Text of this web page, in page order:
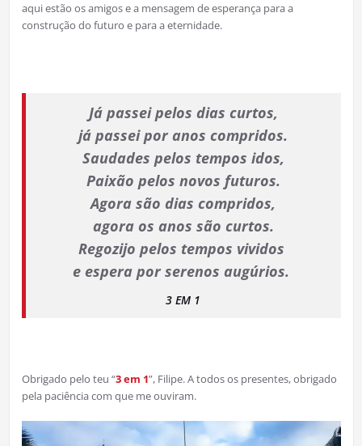
aqui estão os amigos e a mensagem de esperança para a
construção do futuro e para a eternidade.
Já passei pelos dias curtos,
já passei por anos compridos.
Saudades pelos tempos idos,
Paixão pelos novos futuros.
Agora são dias compridos,
agora os anos são curtos.
Regozijo pelos tempos vividos
e espera por serenos augúrios.
3 EM 1
Obrigado pelo teu “3 em 1”, Filipe. A todos os presentes, obrigado
pela paciência com que me ouviram.